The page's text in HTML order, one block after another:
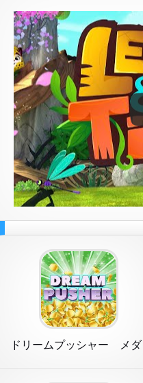
ドリームプッシャー メダ